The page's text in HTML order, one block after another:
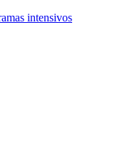
intensivos